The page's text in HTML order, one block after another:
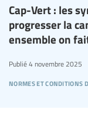
Cap-Vert : les
progresser la
ensemble on
normes et conditions
Publié4 novembre 2025